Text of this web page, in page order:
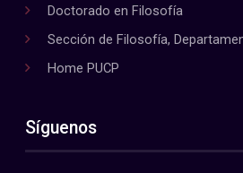
Doctorado en Filosofía
Sección de Filosofía,
Home PUCP
Síguenos